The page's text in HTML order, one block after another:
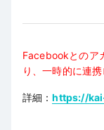
Facebookとのア
り、一時的に連
詳細：https://